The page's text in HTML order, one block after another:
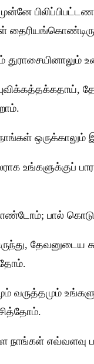
முன்னே
நாங்கள்
உங்களுக்குப்
பால்
தேவனுடைய
வருத்தமும்
நாங்கள் எவ்வளவு